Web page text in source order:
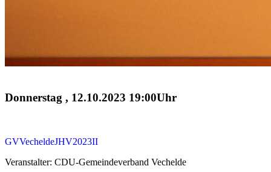
Donnerstag , 12.10.2023 19:00Uhr
GVVecheldeJHV2023II
Veranstalter: CDU-Gemeindeverband Vechelde